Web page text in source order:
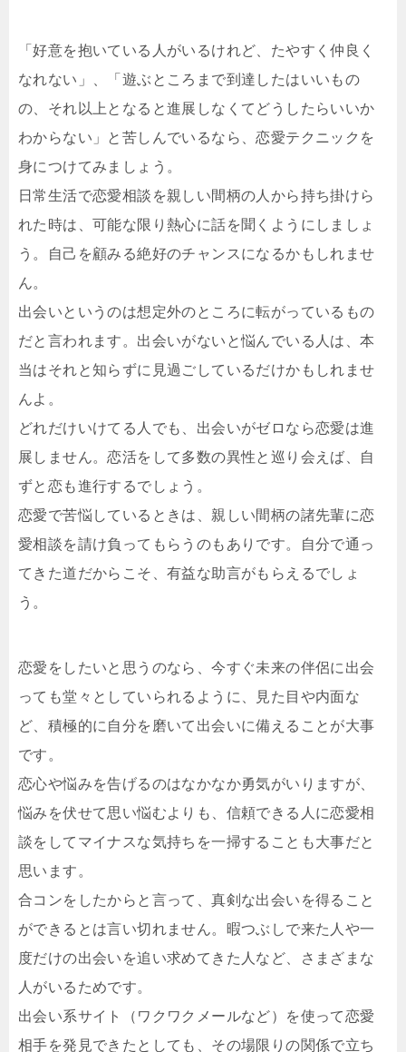
「好意を抱いている人がいるけれど、たやすく仲良く
なれない」、「遊ぶところまで到達したはいいもの
の、それ以上となると進展しなくてどうしたらいいか
わからない」と苦しんでいるなら、恋愛テクニックを
身につけてみましょう。
日常生活で恋愛相談を親しい間柄の人から持ち掛けら
れた時は、可能な限り熱心に話を聞くようにしましょ
う。自己を顧みる絶好のチャンスになるかもしれませ
ん。
出会いというのは想定外のところに転がっているもの
だと言われます。出会いがないと悩んでいる人は、本
当はそれと知らずに見過ごしているだけかもしれませ
んよ。
どれだけいけてる人でも、出会いがゼロなら恋愛は進
展しません。恋活をして多数の異性と巡り会えば、自
ずと恋も進行するでしょう。
恋愛で苦悩しているときは、親しい間柄の諸先輩に恋
愛相談を請け負ってもらうのもありです。自分で通っ
てきた道だからこそ、有益な助言がもらえるでしょ
う。
恋愛をしたいと思うのなら、今すぐ未来の伴侶に出会
っても堂々としていられるように、見た目や内面な
ど、積極的に自分を磨いて出会いに備えることが大事
です。
恋心や悩みを告げるのはなかなか勇気がいりますが、
悩みを伏せて思い悩むよりも、信頼できる人に恋愛相
談をしてマイナスな気持ちを一掃することも大事だと
思います。
合コンをしたからと言って、真剣な出会いを得ること
ができるとは言い切れません。暇つぶしで来た人や一
度だけの出会いを追い求めてきた人など、さまざまな
人がいるためです。
出会い系サイト（ワクワクメールなど）を使って恋愛
相手を発見できたとしても、その場限りの関係で立ち